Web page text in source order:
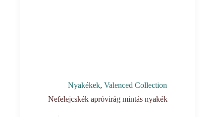
Nyakékek,Valenced Collection
Nefelejcskék apróvirág mintás nyakék